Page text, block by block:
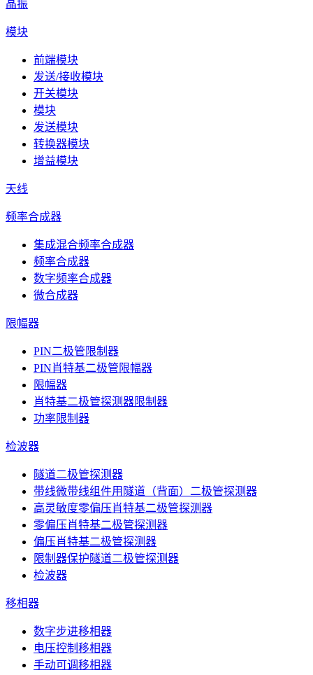
晶振
模块
前端模块
发送/接收模块
开关模块
模块
发送模块
转换器模块
增益模块
天线
频率合成器
集成混合频率合成器
频率合成器
数字频率合成器
微合成器
限幅器
PIN二极管限制器
PIN肖特基二极管限幅器
限幅器
肖特基二极管探测器限制器
功率限制器
检波器
隧道二极管探测器
带线微带线组件用隧道（背面）二极管探测器
高灵敏度零偏压肖特基二极管探测器
零偏压肖特基二极管探测器
偏压肖特基二极管探测器
限制器保护隧道二极管探测器
检波器
移相器
数字步进移相器
电压控制移相器
手动可调移相器